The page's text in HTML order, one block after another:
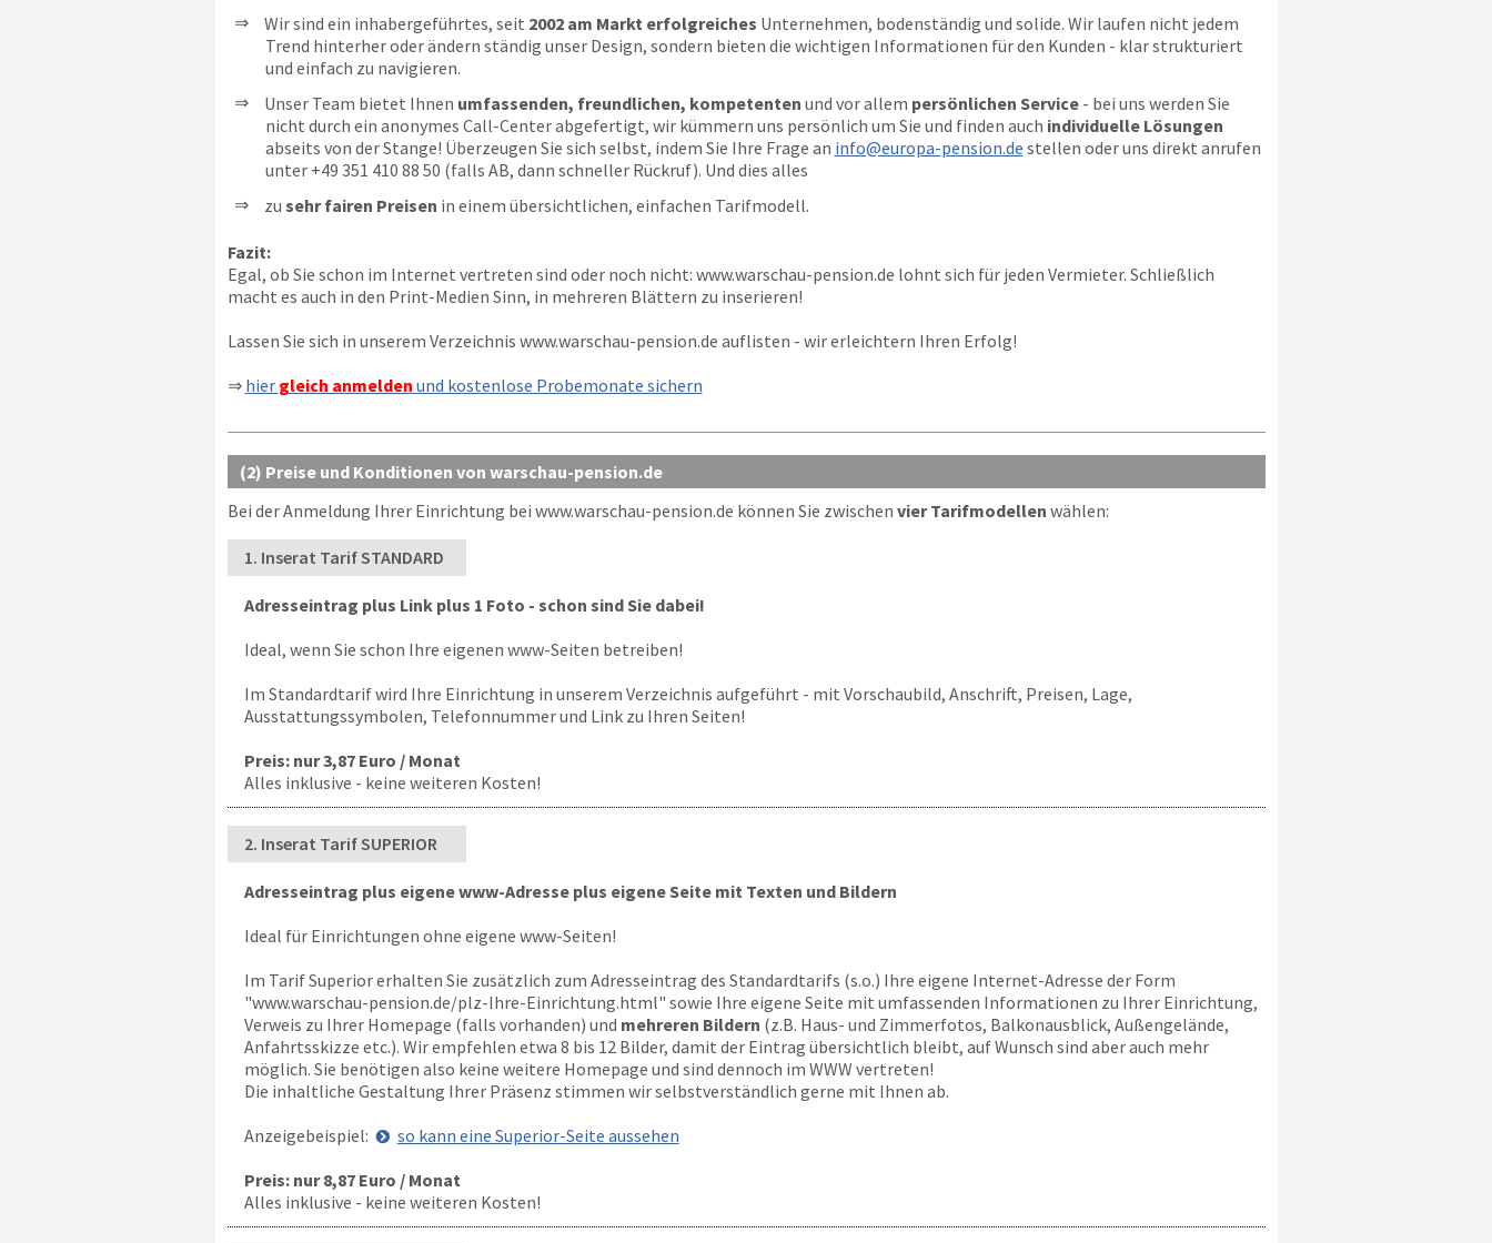
Wir sind ein inhabergeführtes, seit 2002 am Markt erfolgreiches Unternehmen, bodenständig und solide. Wir laufen nicht jedem
Trend hinterher oder ändern ständig unser Design, sondern bieten die wichtigen Informationen für den Kunden - klar strukturiert
und einfach zu navigieren.
Unser Team bietet Ihnen umfassenden, freundlichen, kompetenten und vor allem persönlichen Service- bei uns werden Sie
nicht durch ein anonymes Call-Center abgefertigt, wir kümmern uns persönlich um Sie und finden auch individuelle Lösungen
abseits von der Stange! Überzeugen Sie sich selbst, indem Sie Ihre Frage an info@europa-pension.de stellen oder uns direkt anrufen
unter +49 351 410 88 50 (falls AB, dann schneller Rückruf). Und dies alles
zu sehr fairen Preisen in einem übersichtlichen, einfachen Tarifmodell.
Fazit:
Egal, ob Sie schon im Internet vertreten sind oder noch nicht: www.warschau-pension.de lohnt sich für jeden Vermieter. Schließlich
macht es auch in den Print-Medien Sinn, in mehreren Blättern zu inserieren!
Lassen Sie sich in unserem Verzeichnis www.warschau-pension.de auflisten - wir erleichtern Ihren Erfolg!
⇒ hier gleich anmelden und kostenlose Probemonate sichern
(2) Preise und Konditionen von warschau-pension.de
Bei der Anmeldung Ihrer Einrichtung bei www.warschau-pension.de können Sie zwischen vier Tarifmodellen wählen:
1. Inserat Tarif STANDARD
Adresseintrag plus Link plus 1 Foto - schon sind Sie dabei!
Ideal, wenn Sie schon Ihre eigenen www-Seiten betreiben!
Im Standardtarif wird Ihre Einrichtung in unserem Verzeichnis aufgeführt - mit Vorschaubild, Anschrift, Preisen, Lage,
Ausstattungssymbolen, Telefonnummer und Link zu Ihren Seiten!
Preis: nur 3,87 Euro / Monat
Alles inklusive - keine weiteren Kosten!
2. Inserat Tarif SUPERIOR
Adresseintrag plus eigene www-Adresse plus eigene Seite mit Texten und Bildern
Ideal für Einrichtungen ohne eigene www-Seiten!
Im Tarif Superior erhalten Sie zusätzlich zum Adresseintrag des Standardtarifs (s.o.) Ihre eigene Internet-Adresse der Form
"www.warschau-pension.de/plz-Ihre-Einrichtung.html" sowie Ihre eigene Seite mit umfassenden Informationen zu Ihrer Einrichtung,
Verweis zu Ihrer Homepage (falls vorhanden) und mehreren Bildern (z.B. Haus- und Zimmerfotos, Balkonausblick, Außengelände,
Anfahrtsskizze etc.). Wir empfehlen etwa 8 bis 12 Bilder, damit der Eintrag übersichtlich bleibt, auf Wunsch sind aber auch mehr
möglich. Sie benötigen also keine weitere Homepage und sind dennoch im WWW vertreten!
Die inhaltliche Gestaltung Ihrer Präsenz stimmen wir selbstverständlich gerne mit Ihnen ab.
Anzeigebeispiel:
so kann eine Superior-Seite aussehen
Preis: nur 8,87 Euro / Monat
Alles inklusive - keine weiteren Kosten!